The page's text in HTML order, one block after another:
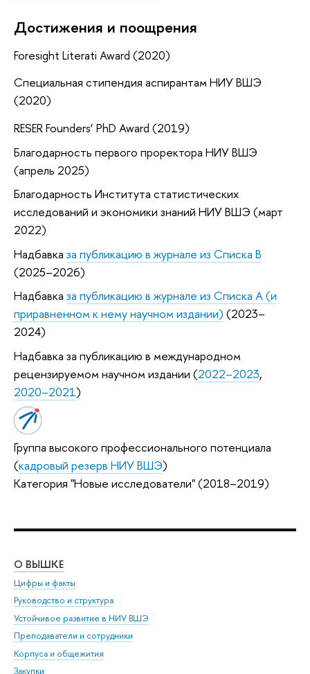
Достижения и поощрения
Foresight Literati Award (2020)
Специальная стипендия аспирантам НИУ ВШЭ
(2020)
RESER Founders’ PhD Award (2019)
Благодарность первого проректора НИУ ВШЭ
(апрель 2025)
Благодарность Института статистических
исследований и экономики знаний НИУ ВШЭ (март
2022)
Надбавка за публикацию в журнале из Списка B
(2025–2026)
Надбавка за публикацию в журнале из Списка А (и
приравненном к нему научном издании) (2023–
2024)
Надбавка за публикацию в международном
рецензируемом научном издании (2022–2023,
2020–2021)
Группа высокого профессионального потенциала
(кадровый резерв НИУ ВШЭ)
Категория "Новые исследователи" (2018–2019)
О ВЫШКЕ
Цифры и факты
Руководство и структура
Устойчивое развитие в НИУ ВШЭ
Преподаватели и сотрудники
Корпуса и общежития
Закупки